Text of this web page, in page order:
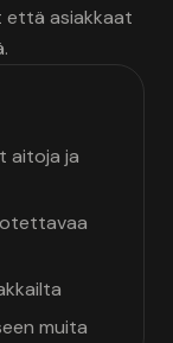
asiakkaat
aitoja ja
muita